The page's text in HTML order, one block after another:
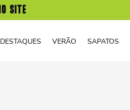
DESTAQUES VERÃO SAPATOS